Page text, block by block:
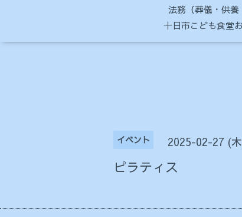
法務（葬儀・供養
十日市こども食堂
イベント 2025-02-27 (
ピラティス